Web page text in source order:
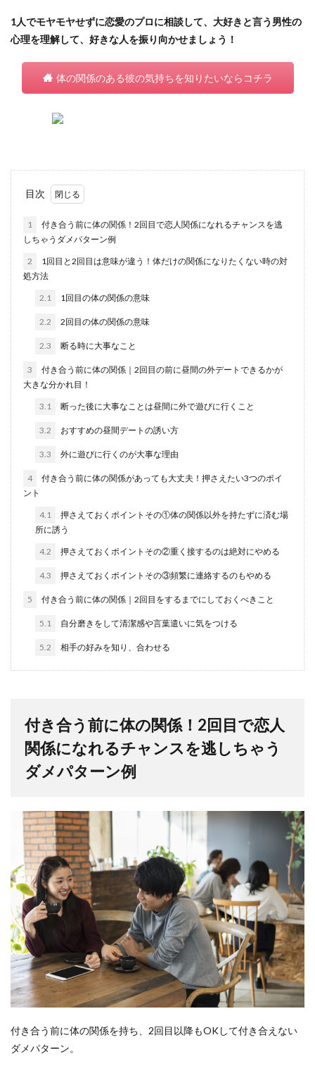
1人でモヤモヤせずに恋愛のプロに相談して、大好きと言う男性の
心理を理解して、好きな人を振り向かせましょう！
体の関係のある彼の気持ちを知りたいならコチラ
目次
1
付き合う前に体の関係！2回目で恋人関係になれるチャンスを逃
しちゃうダメパターン例
2
1回目と2回目は意味が違う！体だけの関係になりたくない時の対
処方法
2.1 1回目の体の関係の意味
2.2 2回目の体の関係の意味
2.3 断る時に大事なこと
3
付き合う前に体の関係｜2回目の前に昼間の外デートできるかが
大きな分かれ目！
3.1 断った後に大事なことは昼間に外で遊びに行くこと
3.2 おすすめの昼間デートの誘い方
3.3 外に遊びに行くのが大事な理由
4
付き合う前に体の関係があっても大丈夫！押さえたい3つのポイ
ント
4.1
押さえておくポイントその①体の関係以外を持たずに済む場
所に誘う
4.2 押さえておくポイントその②重く接するのは絶対にやめる
4.3 押さえておくポイントその③頻繁に連絡するのもやめる
5 付き合う前に体の関係｜2回目をするまでにしておくべきこと
5.1 自分磨きをして清潔感や言葉遣いに気をつける
5.2 相手の好みを知り、合わせる
付き合う前に体の関係！2回目で恋人
関係になれるチャンスを逃しちゃう
ダメパターン例
付き合う前に体の関係を持ち、2回目以降もOKして付き合えない
ダメパターン。